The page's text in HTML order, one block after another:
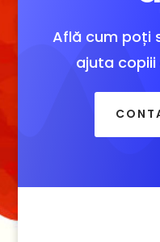
Află cum poți
ajuta copiii